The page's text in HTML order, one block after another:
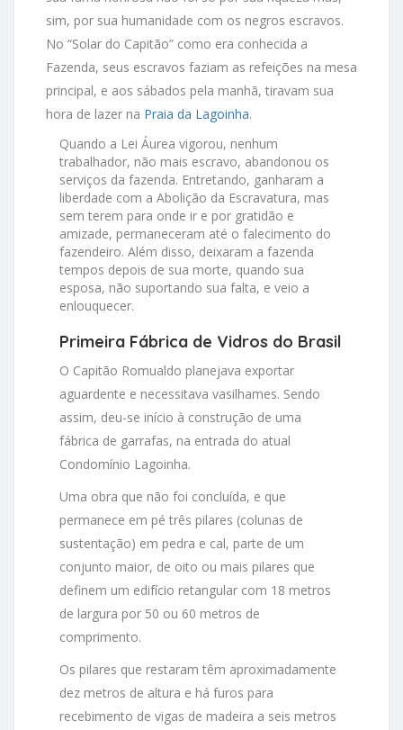
sim, por sua humanidade com os negros escravos.
No “Solar do Capitão” como era conhecida a
Fazenda, seus escravos faziam as refeições na mesa
principal, e aos sábados pela manhã, tiravam sua
hora de lazer na Praia da Lagoinha.
Quando a Lei Áurea vigorou, nenhum
trabalhador, não mais escravo, abandonou os
serviços da fazenda. Entretando, ganharam a
liberdade com a Abolição da Escravatura, mas
sem terem para onde ir e por gratidão e
amizade, permaneceram até o falecimento do
fazendeiro. Além disso, deixaram a fazenda
tempos depois de sua morte, quando sua
esposa, não suportando sua falta, e veio a
enlouquecer.
Primeira Fábrica de Vidros do Brasil
O Capitão Romualdo planejava exportar
aguardente e necessitava vasilhames. Sendo
assim, deu-se início à construção de uma
fábrica de garrafas, na entrada do atual
Condomínio Lagoinha.
Uma obra que não foi concluída, e que
permanece em pé três pilares (colunas de
sustentação) em pedra e cal, parte de um
conjunto maior, de oito ou mais pilares que
definem um edifício retangular com 18 metros
de largura por 50 ou 60 metros de
comprimento.
Os pilares que restaram têm aproximadamente
dez metros de altura e há furos para
recebimento de vigas de madeira a seis metros